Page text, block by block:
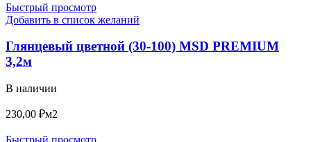
Быстрый просмотр
Добавить в список желаний
Глянцевый цветной (30-100) MSD PREMIUM
3,2м
В наличии
230,00 ₽м2
Быстрый просмотр